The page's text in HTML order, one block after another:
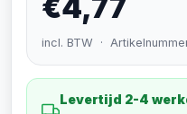
€4,77
incl. BTW ·
Levertijd 2-4